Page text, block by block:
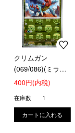
クリムガン
(069/086)(ミラー/
マスターボール)
400円(内税)
在庫数 1